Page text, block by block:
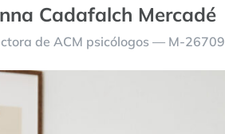
Cadafalch Mercadé
de ACM psicólogos — M-26709